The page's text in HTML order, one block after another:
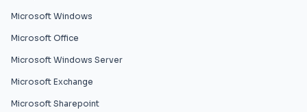
Microsoft Windows
Microsoft Office
Microsoft Windows Server
Microsoft Exchange
Microsoft Sharepoint